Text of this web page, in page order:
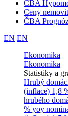
ČBA
Ceny
ČBA
EN EN
Ekonomika
Ekonomika
Statistiky a
Hrubý
(inflace) 1,8
hrubého
% yoy